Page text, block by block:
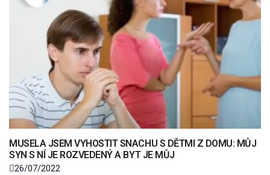
MUSELA JSEM VYHOSTIT SNACHU S DĚTMI Z DOMU: MŮJ
SYN S NÍ JE ROZVEDENÝ A BYT JE MŮJ
26/07/2022